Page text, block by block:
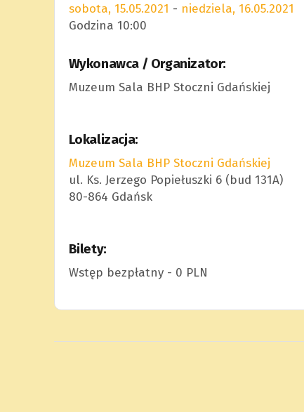
sobota, 15.05.2021 - niedziela, 16.05.2021
Godzina 10:00
Wykonawca / Organizator:
Muzeum Sala BHP Stoczni Gdańskiej
Lokalizacja:
Muzeum Sala BHP Stoczni Gdańskiej
ul. Ks. Jerzego Popiełuszki 6 (bud 131A)
80-864 Gdańsk
Bilety:
Wstęp bezpłatny - 0 PLN